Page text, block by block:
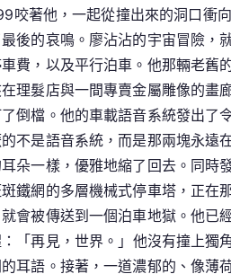
咬著他，一起從撞出來的洞口衝
後的哀鳴。廖沾沾的宇宙冒險，
費，以及平行泊車。他那輛老舊
理髮店與一間專賣金屬雕像的畫
倒檔。他的車載語音系統發出了
不是語音系統，而是那兩塊永遠
朵一樣，優雅地縮了回去。同時
鐵網的多層機械式停車塔，正在
會被傳送到一個泊車地獄。他已
「再見，世界。」他沒有撞上獨
耳語。接著，一道濃郁的、像薄